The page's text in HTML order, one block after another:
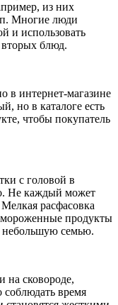
из них
Многие люди
и использовать
блюд.
в интернет-магазине
но в каталоге есть
чтобы покупатель
с головой в
Не каждый может
расфасовка
продукты
небольшую семью.
на сковороде,
время